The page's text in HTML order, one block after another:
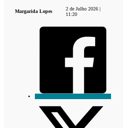
Margarida Lopes
2 de Julho 2026 |
11:20